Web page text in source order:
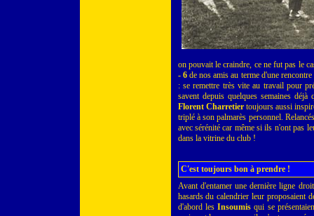
on pouvait le craindre, ce ne fut pas le
- 6de nos amis au terme d'une
: se remettre très vite au travail pour
savent depuis quelques semaines
Florent Charretiertoujours aussi
triplé à son palmarès personnel.
avec sérénité car même si ils n'ont pas
dans la vitrine du club !
C'est toujours bon à prendre !
Avant d'entamer une dernière ligne
hasards du calendrier leur proposaient
d'abord les Insoumis qui se